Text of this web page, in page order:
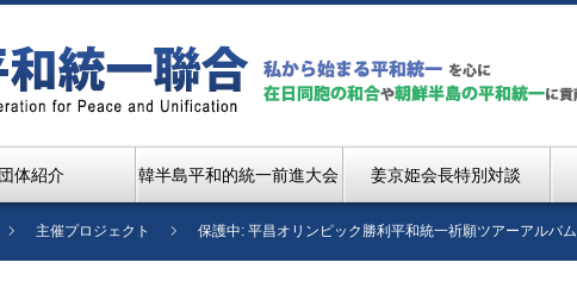
団体紹介 韓半島平和的統一前進大会 姜京姫会長特別対談
主催プロジェクト 保護中: 平昌オリンピック勝利平和統一祈願ツアーアルバム